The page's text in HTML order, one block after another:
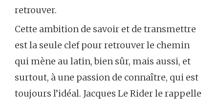
retrouver.
Cette ambition de savoir et de transmettre
est la seule clef pour retrouver le chemin
qui mène au latin, bien sûr, mais aussi, et
surtout, à une passion de connaître, qui est
toujours l’idéal. Jacques Le Rider le rappelle